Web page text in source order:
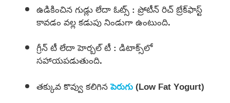
ఉడికించిన గుడ్లు లేదా ఓట్స్ : ప్రోటీన్ రిచ్ బ్రేక్‌ఫాస్ట్
కావడం వల్ల కడుపు నిండుగా ఉంటుంది.
గ్రీన్ టీ లేదా హెర్బల్ టీ : డిటాక్స్‌లో
సహాయపడుతుంది.
తక్కువ కొవ్వు కలిగినపెరుగు(Low Fat Yogurt)